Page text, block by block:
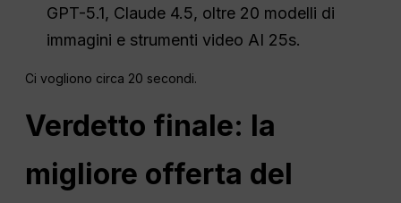
GPT-5.1, Claude 4.5, oltre 20 modelli di
immagini e strumenti video AI 25s.
Ci vogliono circa 20 secondi.
Verdetto finale: la
migliore offerta del